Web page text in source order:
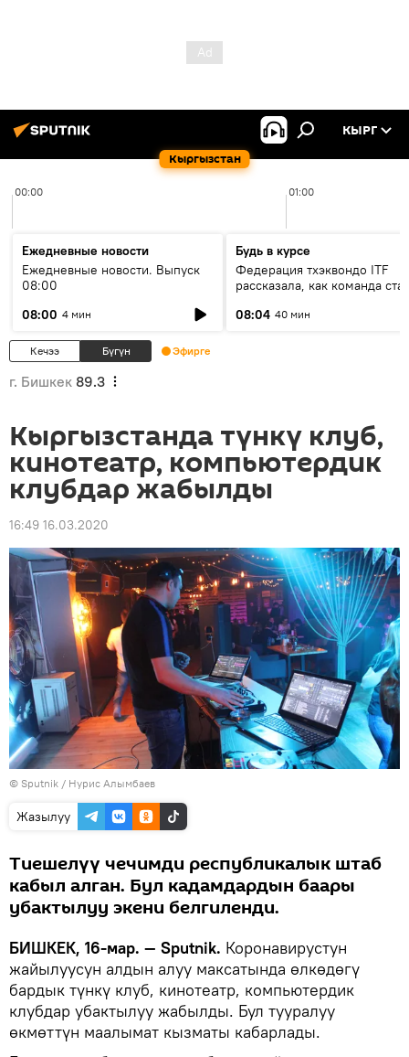
Кыргызстан
КЫРГ
00:00 01:00
Ежедневные новости
Ежедневные новости. Выпуск
08:00
08:00 4 мин
Будь в курсе
Федерация тхэквондо ITF
рассказала, как команда
08:04 40 мин
Кечээ Бүгүн Эфирге
г. Бишкек 89.3
Кыргызстанда түнкү клуб,
кинотеатр, компьютердик
клубдар жабылды
16:49 16.03.2020
© Sputnik / Нурис Алымбаев
Жазылуу
Тиешелүү чечимди республикалык штаб
кабыл алган. Бул кадамдардын баары
убактылуу экени белгиленди.
БИШКЕК, 16-мар. — Sputnik. Коронавирустун
жайылуусун алдын алуу максатында өлкөдөгү
бардык түнкү клуб, кинотеатр, компьютердик
клубдар убактылуу жабылды. Бул тууралуу
өкмөттүн маалымат кызматы кабарлады.